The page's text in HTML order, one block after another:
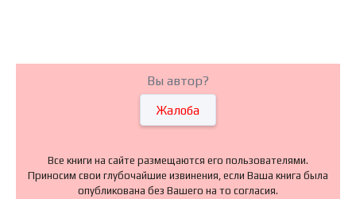
Вы автор?
Жалоба
Все книги на сайте размещаются его пользователями.
Приносим свои глубочайшие извинения, если Ваша книга была
опубликована без Вашего на то согласия.